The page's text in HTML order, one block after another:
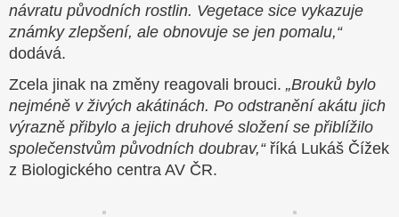
návratu původních rostlin. Vegetace sice vykazuje
známky zlepšení, ale obnovuje se jen pomalu,“
dodává.
Zcela jinak na změny reagovali brouci. „Brouků bylo
nejméně v živých akátinách. Po odstranění akátu jich
výrazně přibylo a jejich druhové složení se přiblížilo
společenstvům původních doubrav,“říká Lukáš Čížek
z Biologického centra AV ČR.